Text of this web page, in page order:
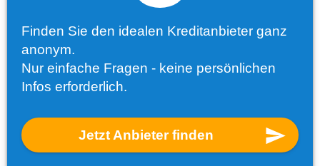
Finden Sie den idealen Kreditanbieter ganz
anonym.
Nur einfache Fragen - keine persönlichen
Infos erforderlich.
Jetzt Anbieter finden